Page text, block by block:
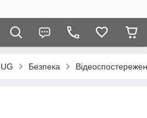
UG Безпека